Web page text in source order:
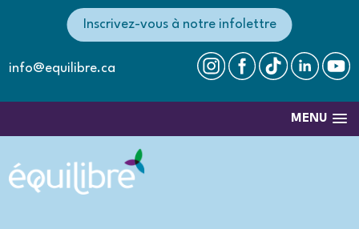
info@equilibre.ca
Inscrivez-vous à notre infolettre
MENU